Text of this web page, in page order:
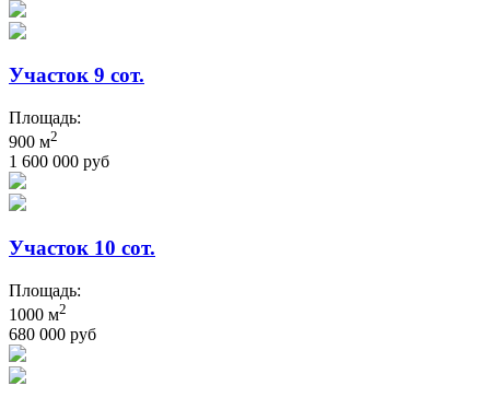
Участок 9 сот.
Площадь:
900 м2
1 600 000 руб
Участок 10 сот.
Площадь:
1000 м2
680 000 руб